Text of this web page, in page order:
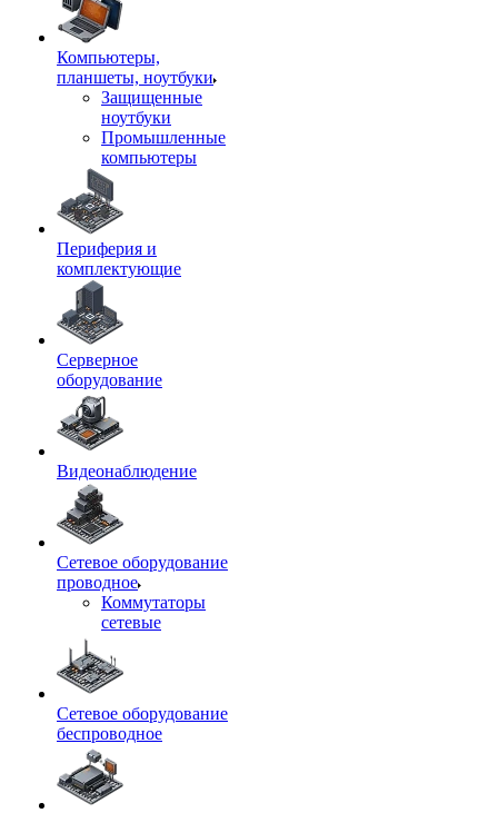
Компьютеры,
планшеты, ноутбуки
Защищенные
ноутбуки
Промышленные
компьютеры
Периферия и
комплектующие
Серверное
оборудование
Видеонаблюдение
Сетевое оборудование
проводное
Коммутаторы
сетевые
Сетевое оборудование
беспроводное